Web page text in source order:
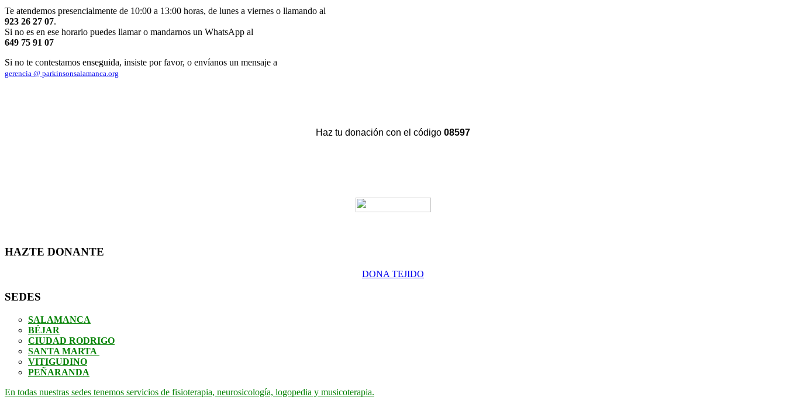
Te atendemos presencialmente de 10:00 a 13:00 horas, de lunes a viernes o llamando al
923 26 27 07.
Si no es en ese horario puedes llamar o mandarnos un WhatsApp al
649 75 91 07
Si no te contestamos enseguida, insiste por favor, o envíanos un mensaje a
gerencia @ parkinsonsalamanca.org
Haz tu donación con el código 08597
HAZTE DONANTE
DONA TEJIDO
SEDES
SALAMANCA
BÉJAR
CIUDAD RODRIGO
SANTA MARTA
VITIGUDINO
PEÑARANDA
En todas nuestras sedes tenemos servicios de fisioterapia, neurosicología, logopedia y musicoterapia.